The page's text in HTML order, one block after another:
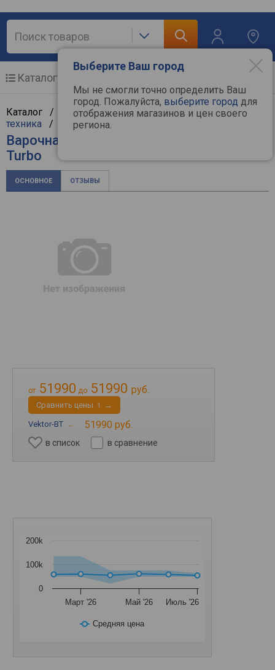
Выберите Ваш город
Мы не смогли точно определить Ваш
город. Пожалуйста, выберите город для
отображения магазинов и цен своего
региона.
Каталог
Каталог / Крупная бытовая техника/Встраиваемая
техника / Варочные поверхности
Варочная поверхность Kaiser KCG 6394
Turbo
ОСНОВНОЕ ОТЗЫВЫ
от 51990 до 51990 руб.
Cравнить цены 1 →
Vektor-BT → 51990 руб.
в список в сравнение
Средняя цена
Март '26 Май '26 Июль '26
0
100k
200k